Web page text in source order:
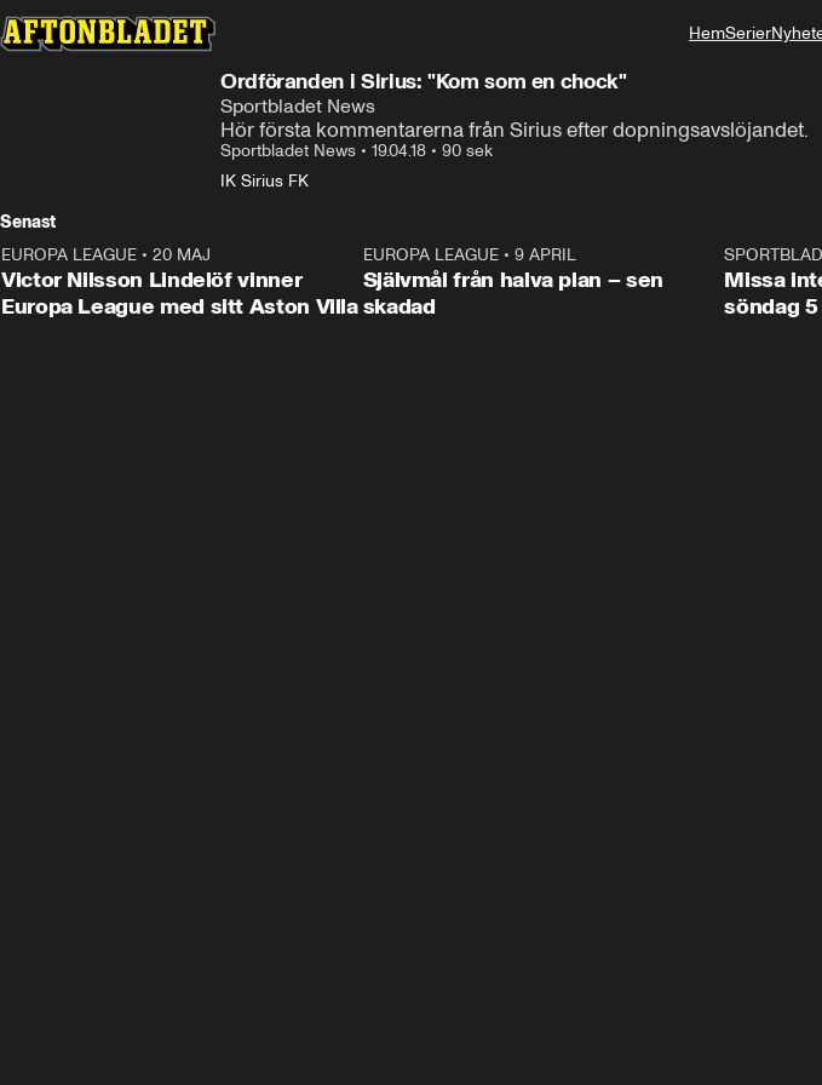
HemSerier
Ordföranden i Sirius: "Kom som en chock"
Sportbladet News
Hör första kommentarerna från Sirius efter dopningsavslöjandet.
Sportbladet News • 19.04.18 • 90 sek
IK Sirius FK
Senast
EUROPA LEAGUE • 20 MAJ
Victor Nilsson Lindelöf vinner
Europa League med sitt Aston Villa
1:03
EUROPA LEAGUE• 9 APRIL
Självmål från halva plan – sen
skadad
Missa
söndag 5